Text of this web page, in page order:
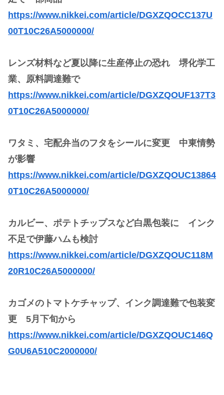
https://www.nikkei.com/article/DGXZQOCC137U
00T10C26A5000000/
レンズ材料など夏以降に生産停止の恐れ 堺化学工
業、原料調達難で
https://www.nikkei.com/article/DGXZQOUF137T3
0T10C26A5000000/
ワタミ、宅配弁当のフタをシールに変更 中東情勢
が影響
https://www.nikkei.com/article/DGXZQOUC13864
0T10C26A5000000/
カルビー、ポテトチップスなど白黒包装に インク
不足で伊藤ハムも検討
https://www.nikkei.com/article/DGXZQOUC118M
20R10C26A5000000/
カゴメのトマトケチャップ、インク調達難で包装変
更 5月下旬から
https://www.nikkei.com/article/DGXZQOUC146Q
G0U6A510C2000000/